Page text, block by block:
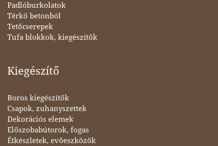
Padlóburkolatok
Térkő betonból
Tetőcserepek
Tufa blokkok, kiegészítők
Kiegészítő
Boros kiegészítők
Csapok, zuhanyszettek
Dekorációs elemek
Előszobabútorok, fogas
Étkészletek, evőeszközök